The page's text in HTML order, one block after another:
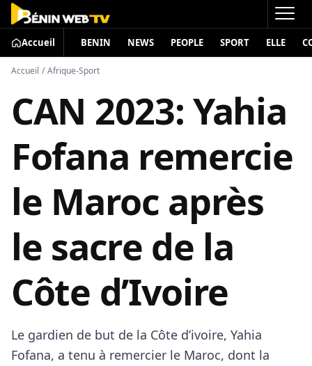
Accueil BENIN NEWS PEOPLE SPORT ELLE
Accueil / Afrique-Sport
CAN 2023: Yahia
Fofana remercie
le Maroc après
le sacre de la
Côte d’Ivoire
Le gardien de but de la Côte d’ivoire, Yahia
Fofana, a tenu à remercier le Maroc, dont la